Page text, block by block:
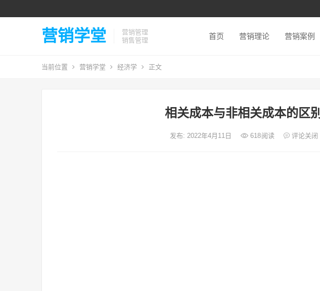
营销学堂
营销管理
销售管理
首页 营销理论 营销案例
当前位置 营销学堂 经济学 正文
相关成本与非相关成本的区别
发布: 2022年4月11日 618阅读 评论关闭